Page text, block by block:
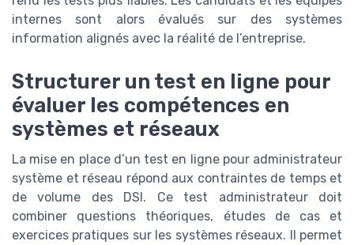
internes sont alors évalués sur des systèmes
information alignés avec la réalité de l’entreprise.
Structurer un test en ligne pour
évaluer les compétences en
systèmes et réseaux
La mise en place d’un test en ligne pour administrateur
système et réseau répond aux contraintes de temps et
de volume des DSI. Ce test administrateur doit
combiner questions théoriques, études de cas et
exercices pratiques sur les systèmes réseaux. Il permet